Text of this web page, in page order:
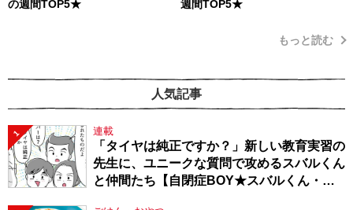
の週間TOP5★
週間TOP5★
もっと読む
人気記事
1 連載
「タイヤは純正ですか？」新しい教育実習の
先生に、ユニークな質問で攻めるスバルくん
と仲間たち【自閉症BOY★スバルくん・